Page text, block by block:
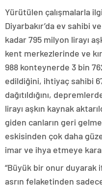
Yürütülen çalışmalarla
Diyarbakır’da ev sahibi
kadar 795 milyon lirayı
kent merkezlerinde ve
988 konteynerde 3 bin
edildiğini, ihtiyaç sahibi
dağıtıldığını,
lirayı aşkın kaynak
giden canların geri
eskisinden çok daha
imar ve ihya etmeye
“Büyük bir onur
asrın felaketinden